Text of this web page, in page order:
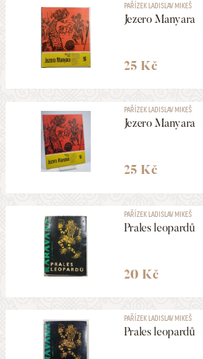
PAŘÍZEK LADISLAV MIKEŠ
Jezero Manyara
25 Kč
PAŘÍZEK LADISLAV MIKEŠ
Jezero Manyara
25 Kč
PAŘÍZEK LADISLAV MIKEŠ
Prales leopardů
20 Kč
PAŘÍZEK LADISLAV MIKEŠ
Prales leopardů